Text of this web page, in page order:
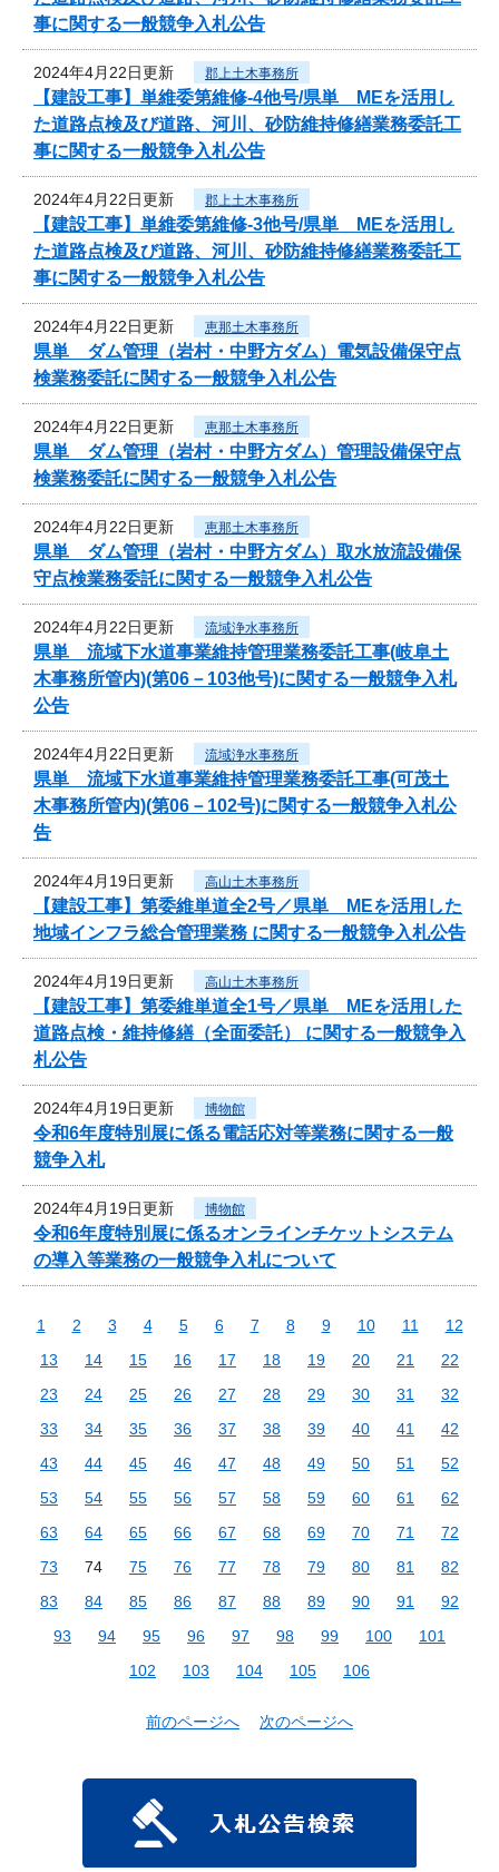
事に関する一般競争入札公告
2024年4月22日更新 郡上土木事務所
【建設工事】単維委第維修‐4他号/県単 MEを活用し
た道路点検及び道路、河川、砂防維持修繕業務委託工
事に関する一般競争入札公告
2024年4月22日更新 郡上土木事務所
【建設工事】単維委第維修‐3他号/県単 MEを活用し
た道路点検及び道路、河川、砂防維持修繕業務委託工
事に関する一般競争入札公告
2024年4月22日更新 恵那土木事務所
県単 ダム管理（岩村・中野方ダム）電気設備保守点
検業務委託に関する一般競争入札公告
2024年4月22日更新 恵那土木事務所
県単 ダム管理（岩村・中野方ダム）管理設備保守点
検業務委託に関する一般競争入札公告
2024年4月22日更新 恵那土木事務所
県単 ダム管理（岩村・中野方ダム）取水放流設備保
守点検業務委託に関する一般競争入札公告
2024年4月22日更新 流域浄水事務所
県単 流域下水道事業維持管理業務委託工事(岐阜土
木事務所管内)(第06－103他号)に関する一般競争入札
公告
2024年4月22日更新 流域浄水事務所
県単 流域下水道事業維持管理業務委託工事(可茂土
木事務所管内)(第06－102号)に関する一般競争入札公
告
2024年4月19日更新 高山土木事務所
【建設工事】第委維単道全2号／県単 MEを活用した
地域インフラ総合管理業務 に関する一般競争入札公告
2024年4月19日更新 高山土木事務所
【建設工事】第委維単道全1号／県単 MEを活用した
道路点検・維持修繕（全面委託） に関する一般競争入
札公告
2024年4月19日更新 博物館
令和6年度特別展に係る電話応対等業務に関する一般
競争入札
2024年4月19日更新 博物館
令和6年度特別展に係るオンラインチケットシステム
の導入等業務の一般競争入札について
1 2 3 4 5 6 7 8 9 10 11
12
13
14 15 16 17 18 19 20 21
22
23
24 25 26 27 28 29 30 31
32
33
34 35 36 37 38 39 40 41
42
43
44 45 46 47 48 49 50 51
52
53
54 55 56 57 58 59 60 61
62
63
64 65 66 67 68 69 70 71
72
73
74 75 76 77 78 79 80 81
82
83
84 85 86 87 88 89 90 91
92
93
94 95 96 97 98 99 100
101
102
103 104 105 106
前のページへ 次のページへ